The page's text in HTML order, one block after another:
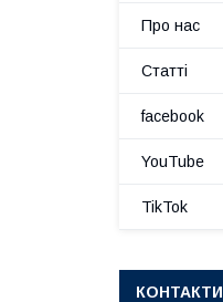
Про нас
Статті
facebook
YouTube
TikTok
КОНТАКТИ